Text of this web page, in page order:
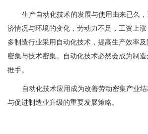
生产自动化技术的发展与使用由来已久
济情况与环境的变化，劳动力不足，工资上
多制造行业采用自动化技术，提高生产效率
密集与技术密集。自动化技术必然会成为制
推手。
自动化技术应用成为改善劳动密集产业
与促进制造业升级的重要发展策略。